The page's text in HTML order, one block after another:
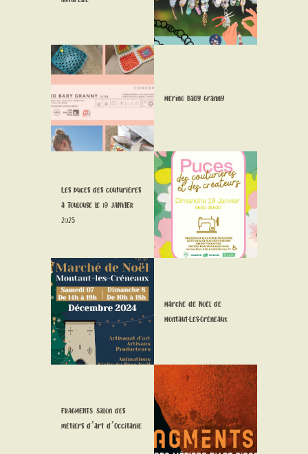
CONTACT
Merino Baby Granny
Les puces des couturières
à Toulouse le 19 JANVIER
2025
Marché de Noêl de
Montaut-Les-Créneaux
FRAGMENTS: Salon des
métiers d’art d’Occitanie